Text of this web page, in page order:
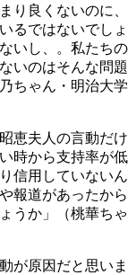
り良くないのに、
るではないでしょ
いし、。私たちの
いのはそんな問題
ちゃん・明治大学
恵夫人の言動だけ
時から支持率が低
信用していないん
報道があったから
うか」（桃華ちゃ
が原因だと思いま